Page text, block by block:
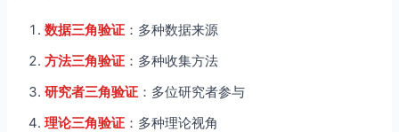
数据三角验证 ：多种数据来源
方法三角验证 ：多种收集方法
研究者三角验证 ：多位研究者参与
理论三角验证 ：多种理论视角